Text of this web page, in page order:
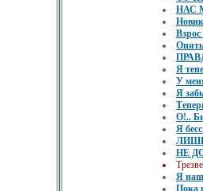
НАС
Взрос
Я
У
Я
О!..
Я
НЕ
Я
Пока